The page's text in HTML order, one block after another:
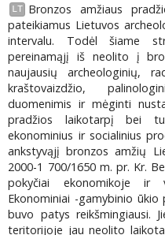
LT
Bronzos amžiaus
pateikiamus Lietuvos
intervalu. Todėl šiame
pereinamąjį iš neolito į
naujausių archeologinių,
kraštovaizdžio,
duomenimis ir mėginti
pradžios laikotarpį bei
ekonominius ir socialinius
ankstyvąjį bronzos amžių
2000-1 700/1650 m. pr. Kr.
pokyčiai ekonomikoje ir
Ekonominiai -gamybinio
buvo patys reikšmingiausi.
teritorijoje jau neolito